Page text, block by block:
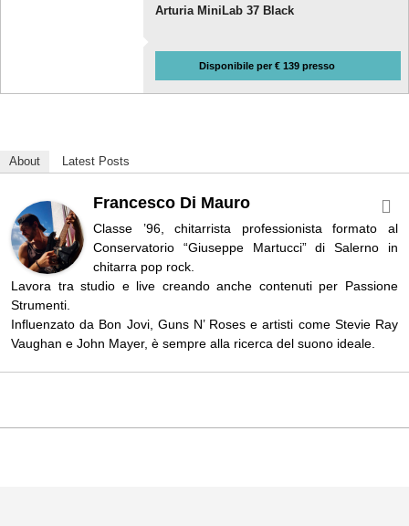
Arturia MiniLab 37 Black
Disponibile per € 139 presso
About Latest Posts
Francesco Di Mauro
Classe ’96, chitarrista professionista formato al
Conservatorio “Giuseppe Martucci” di Salerno in
chitarra pop rock.
Lavora tra studio e live creando anche contenuti per Passione
Strumenti.
Influenzato da Bon Jovi, Guns N’ Roses e artisti come Stevie Ray
Vaughan e John Mayer, è sempre alla ricerca del suono ideale.